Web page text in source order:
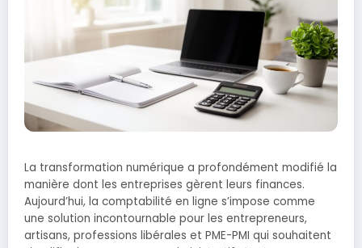
La transformation numérique a profondément modifié la
manière dont les entreprises gèrent leurs finances.
Aujourd’hui, la comptabilité en ligne s’impose comme
une solution incontournable pour les entrepreneurs,
artisans, professions libérales et PME-PMI qui souhaitent